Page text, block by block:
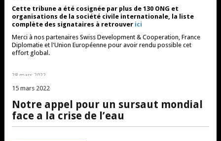
Cette tribune a été cosignée par plus de 130 ONG et
organisations de la société civile internationale, la liste
complète des signataires à retrouver ici
Merci à nos partenaires Swiss Development & Cooperation, France
Diplomatie et l'Union Européenne pour avoir rendu possible cet
effort global.
28 mars 2022
15 mars 2022
Notre appel pour un sursaut mondial
face a la crise de l’eau